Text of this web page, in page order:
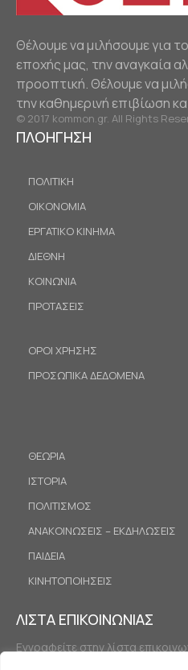
Θέλουμε να μιλήσουμε για
εποχής μας, την αναγκαία
προοπτική. Θέλουμε να
την καθημερινή επιβίωση
© 2017 kommon.gr. All Rights
ΠΛΟΗΓΗΣΗ
ΠΟΛΙΤΙΚΗ
ΟΙΚΟΝΟΜΙΑ
ΕΡΓΑΤΙΚΟ ΚΙΝΗΜΑ
ΔΙΕΘΝΗ
ΚΟΙΝΩΝΙΑ
ΠΡΟΤΑΣΕΙΣ
ΟΡΟΙ ΧΡΗΣΗΣ
ΠΡΟΣΩΠΙΚΑ ΔΕΔΟΜΕΝΑ
ΘΕΩΡΙΑ
ΙΣΤΟΡΙΑ
ΠΟΛΙΤΙΣΜΟΣ
ΑΝΑΚΟΙΝΩΣΕΙΣ – ΕΚΔΗΛΩΣΕΙΣ
ΠΑΙΔΕΙΑ
ΚΙΝΗΤΟΠΟΙΗΣΕΙΣ
ΛΙΣΤΑ ΕΠΙΚΟΙΝΩΝΙΑΣ
Εγγραφείτε στην λίστα